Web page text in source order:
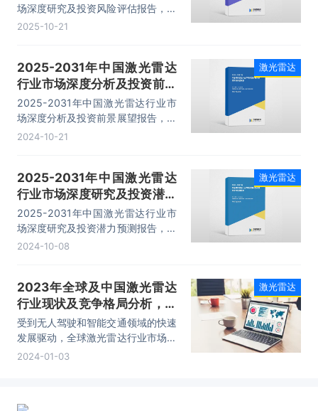
场深度研究及投资风险评估报告，主
要包括其他《2026-2032年中国激
队精心研究编制，对激光雷达行业发
展环境、市场运行现状进行了具体分
析，还重点分析了行业竞争格局、重
点企业的经营现状，结合激光雷达行
年行业的发展趋向进行了专业的预
投资决策、战略规划、产业研究提供
重要参考。
2025-10-21
2025-2031年中国激光雷达
行业市场深度分析及投资前景
展望报告
2025-2031年中国激光雷达行业市
场深度分析及投资前景展望报告，主
要包括行业竞争形势及策略、重点企
2024-10-21
激光雷达
2025-2031年中国激光雷达
行业市场深度研究及投资潜力
预测报告
2025-2031年中国激光雷达行业市
场深度研究及投资潜力预测报告，主
要包括其他《2025-2031年中国激
队精心研究编制，对激光雷达行业发
展环境、市场运行现状进行了具体分
析，还重点分析了行业竞争格局、重
点企业的经营现状，结合激光雷达行
年行业的发展趋向进行了专业的预
重要参考。
2024-10-08
激光雷达
2023年全球及中国激光雷达
行业现状及竞争格局分析，激
光雷达技术的创新空间依然巨
大「图」
受到无人驾驶和智能交通领域的快速
发展驱动，全球激光雷达行业市场规
模不断扩大。数据显示，2022年全
2024-01-03
激光雷达